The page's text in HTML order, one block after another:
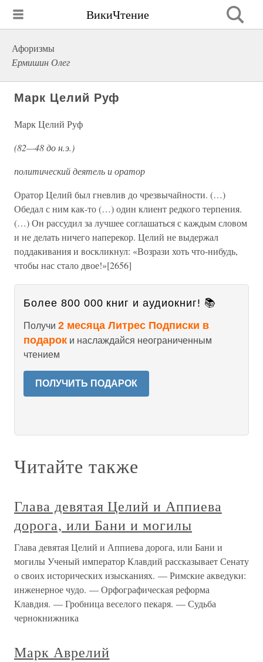
ВикиЧтение
Афоризмы
Ермишин Олег
Марк Целий Руф
Марк Целий Руф
(82—48 до н.э.)
политический деятель и оратор
Оратор Целий был гневлив до чрезвычайности. (…)
Обедал с ним как-то (…) один клиент редкого терпения.
(…) Он рассудил за лучшее соглашаться с каждым словом
и не делать ничего наперекор. Целий не выдержал
поддакивания и воскликнул: «Возрази хоть что-нибудь,
чтобы нас стало двое!»[2656]
Более 800 000 книг и аудиокниг! 📚
Получи 2 месяца Литрес Подписки в
подарок и наслаждайся неограниченным
чтением
ПОЛУЧИТЬ ПОДАРОК
Читайте также
Глава девятая Целий и Аппиева
дорога, или Бани и могилы
Глава девятая Целий и Аппиева дорога, или Бани и
могилы Ученый император Клавдий рассказывает Сенату
о своих исторических изысканиях. — Римские акведуки:
инженерное чудо. — Орфографическая реформа
Клавдия. — Гробница веселого пекаря. — Судьба
чернокнижника
Марк Аврелий